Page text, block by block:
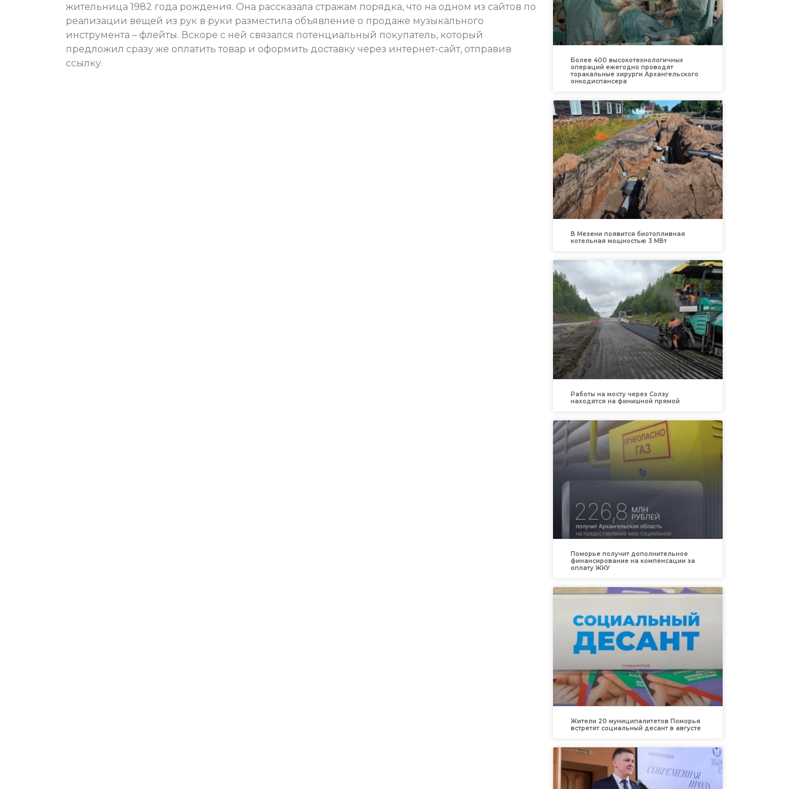
жительница 1982 года рождения. Она рассказала стражам порядка, что на одном из сайтов по
реализации вещей из рук в руки разместила объявление о продаже музыкального
инструмента – флейты. Вскоре с ней связался потенциальный покупатель, который
предложил сразу же оплатить товар и оформить доставку через интернет-сайт, отправив
ссылку.
Более 400 высокотехнологичных
операций ежегодно проводят
торакальные хирурги Архангельского
онкодиспансера
В Мезени появится биотопливная
котельная мощностью 3 МВт
Работы на мосту через Солзу
находятся на финишной прямой
Поморье получит дополнительное
финансирование на компенсации за
оплату ЖКУ
Жители 20 муниципалитетов Поморья
встретят социальный десант в августе